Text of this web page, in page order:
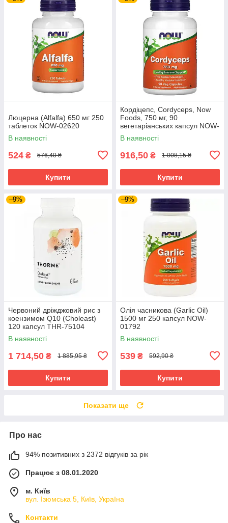
Люцерна (Alfalfa) 650 мг 250
таблеток NOW-02620
В наявності
524 ₴ 576,40 ₴
Купити
Кордіцепс, Cordyceps, Now
Foods, 750 мг, 90
вегетаріанських капсул NOW-
03005
В наявності
916,50 ₴ 1 008,15 ₴
Купити
–9%
Червоний дріжджовий рис з
коензимом Q10 (Choleast)
120 капсул THR-75104
В наявності
1 714,50 ₴ 1 885,95 ₴
Купити
–9%
Олія часникова (Garlic Oil)
1500 мг 250 капсул NOW-
01792
В наявності
539 ₴ 592,90 ₴
Купити
Показати ще
Про нас
94% позитивних з 2372 відгуків за рік
Працює з 08.01.2020
м. Київ
вул. Ізюмська 5, Київ, Україна
Контакти